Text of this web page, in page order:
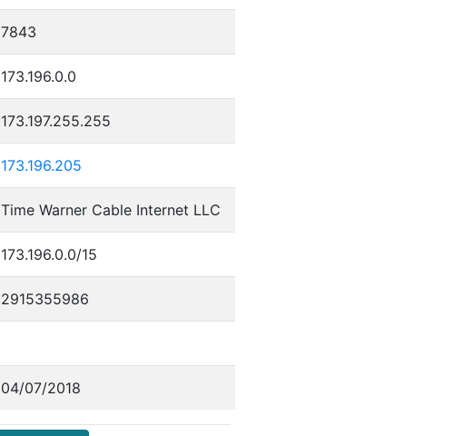
7843
173.196.0.0
173.197.255.255
173.196.205
Time Warner Cable Internet LLC
173.196.0.0/15
2915355986
04/07/2018